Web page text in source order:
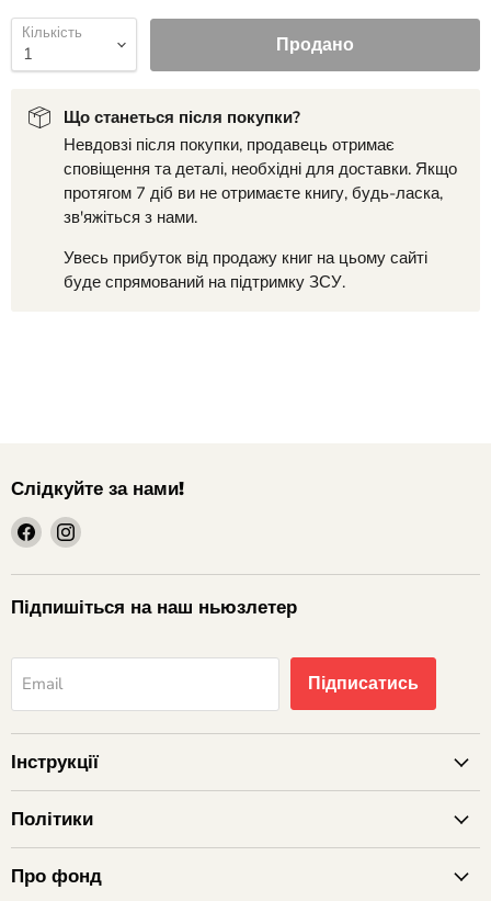
Кількість Продано
Що станеться після покупки?
Невдовзі після покупки, продавець отримає
сповіщення та деталі, необхідні для доставки. Якщо
протягом 7 діб ви не отримаєте книгу, будь-ласка,
зв'яжіться з нами.
Увесь прибуток від продажу книг на цьому сайті
буде спрямований на підтримку ЗСУ.
Слідкуйте за нами!
шукайте
нас
на
Facebook
шукайте
на
Instagram
Підпишіться на наш ньюзлетер
Email Підписатись
Інструкції
Політики
Про фонд